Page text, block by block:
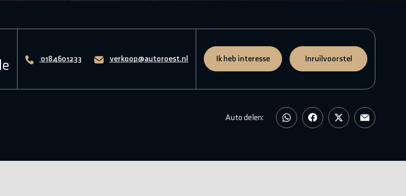
0184601233 verkoop@autoroest.nl Ik heb interesse Inruilvoorstel
Auto delen: